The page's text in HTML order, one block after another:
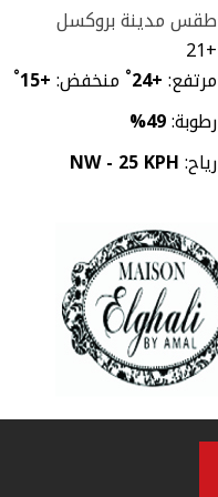
طقس مدينة بروكسل
+
21
مرتفع:+
24
° منخفض:+
15
°
رطوبة:49%
رياح:NW - 25 KPH